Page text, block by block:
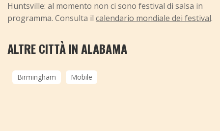
Huntsville: al momento non ci sono festival di salsa in
programma. Consulta il calendario mondiale dei festival.
ALTRE CITTÀ IN ALABAMA
Birmingham Mobile